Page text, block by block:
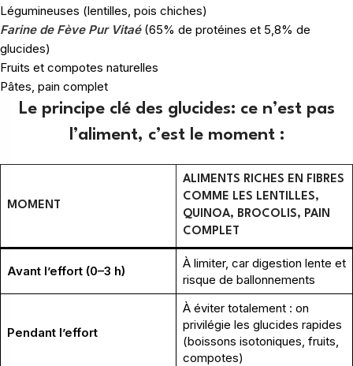
Légumineuses (lentilles, pois chiches)
Farine de Fève Pur Vitaé(65% de protéines et 5,8% de
glucides)
Fruits et compotes naturelles
Pâtes, pain complet
Le principe clé des glucides: ce n’est pas
l’aliment, c’est le moment :
MOMENT
ALIMENTS RICHES EN FIBRES
COMME LES LENTILLES,
QUINOA, BROCOLIS, PAIN
COMPLET
Avant l’effort (0–3 h)
À limiter, car digestion lente et
risque de ballonnements
Pendant l’effort
À éviter totalement : on
privilégie les glucides rapides
(boissons isotoniques, fruits,
compotes)